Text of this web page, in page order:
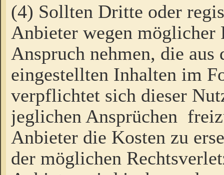
(4) Sollten Dritte oder
Anbieter wegen möglicher
Anspruch nehmen, die
eingestellten Inhalten im
verpflichtet sich dieser
jeglichen Ansprüchen
Anbieter die Kosten zu
der möglichen